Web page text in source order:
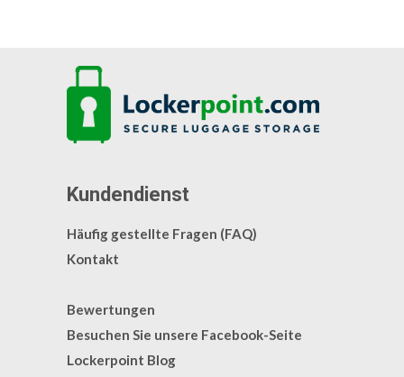
Kundendienst
Häufig gestellte Fragen (FAQ)
Kontakt
Bewertungen
Besuchen Sie unsere Facebook-Seite
Lockerpoint Blog